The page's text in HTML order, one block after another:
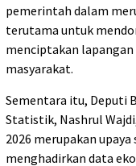
pemerintah dalam
terutama untuk
menciptakan
masyarakat.
Sementara itu, Deputi
Statistik, Nashrul
2026 merupakan
menghadirkan data